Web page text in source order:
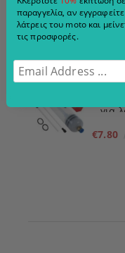
για
€7.80
παραγγελία, αν
λάτρεις του moto και
τις προσφορές.